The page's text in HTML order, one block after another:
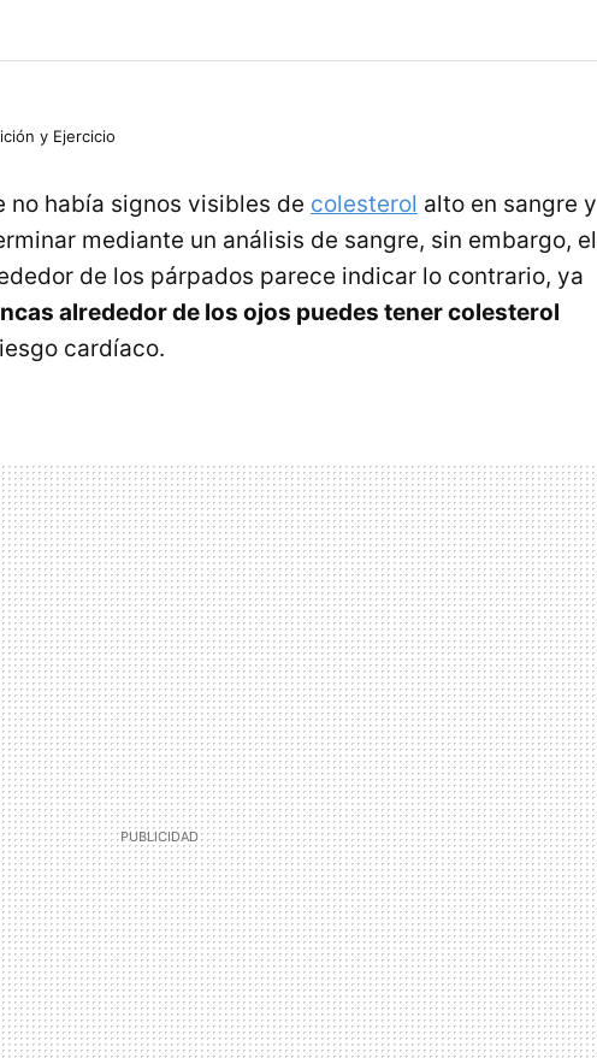
y Ejercicio
no había signos visibles de colesterol alto en sangre y
mediante un análisis de sangre, sin embargo, el
de los párpados parece indicar lo contrario, ya
alrededor de los ojos puedes tener colesterol
cardíaco.